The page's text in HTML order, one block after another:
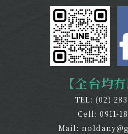
【全台均
TEL:(02)
Cell:0911-
Mail: